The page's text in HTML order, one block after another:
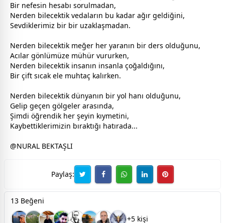
Bir nefesin hesabı sorulmadan,
Nerden bilecektik vedaların bu kadar ağır geldiğini,
Sevdiklerimiz bir bir uzaklaşmadan.
Nerden bilecektik meğer her yaranın bir ders olduğunu,
Acılar gönlümüze mühür vururken,
Nerden bilecektik insanın insanla çoğaldığını,
Bir çift sıcak ele muhtaç kalırken.
Nerden bilecektik dünyanın bir yol hanı olduğunu,
Gelip geçen gölgeler arasında,
Şimdi öğrendik her şeyin kıymetini,
Kaybettiklerimizin bıraktığı hatırada...
@NURAL BEKTAŞLI
Paylaş:
13 Beğeni
+5 kişi